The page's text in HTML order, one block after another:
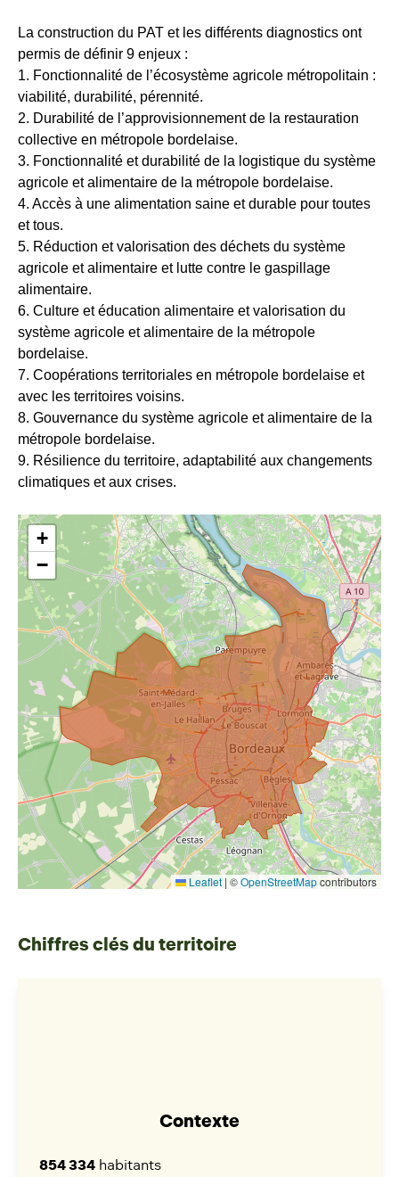
La construction du PAT et les différents diagnostics ont
permis de définir 9 enjeux :
1. Fonctionnalité de l’écosystème agricole métropolitain :
viabilité, durabilité, pérennité.
2. Durabilité de l’approvisionnement de la restauration
collective en métropole bordelaise.
3. Fonctionnalité et durabilité de la logistique du système
agricole et alimentaire de la métropole bordelaise.
4. Accès à une alimentation saine et durable pour toutes
et tous.
5. Réduction et valorisation des déchets du système
agricole et alimentaire et lutte contre le gaspillage
alimentaire.
6. Culture et éducation alimentaire et valorisation du
système agricole et alimentaire de la métropole
bordelaise.
7. Coopérations territoriales en métropole bordelaise et
avec les territoires voisins.
8. Gouvernance du système agricole et alimentaire de la
métropole bordelaise.
9. Résilience du territoire, adaptabilité aux changements
climatiques et aux crises.
+
−
Leaflet | ©OpenStreetMapcontributors
Chiffres clés du territoire
Contexte
854 334 habitants